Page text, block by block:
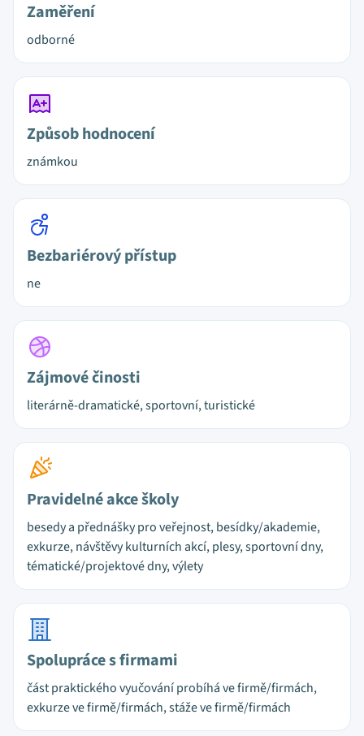
Zaměření
odborné
Způsob hodnocení
známkou
Bezbariérový přístup
ne
Zájmové činosti
literárně-dramatické, sportovní, turistické
Pravidelné akce školy
besedy a přednášky pro veřejnost, besídky/akademie,
exkurze, návštěvy kulturních akcí, plesy, sportovní dny,
tématické/projektové dny, výlety
Spolupráce s firmami
část praktického vyučování probíhá ve firmě/firmách,
exkurze ve firmě/firmách, stáže ve firmě/firmách